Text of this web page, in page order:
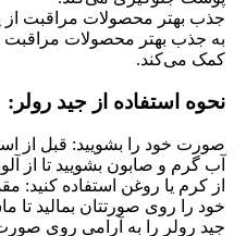
جذب بهتر محصولات مراقبت
به جذب بهتر محصولات مراقبت
کمک می‌کند.
نحوه استفاده از جید رولر:
صورت خود را بشویید: قبل از
آب گرم و صابون بشویید تا از
از کرم یا روغن استفاده
خود را روی صورتتان بمالید تا
جید رولر را به آرامی روی